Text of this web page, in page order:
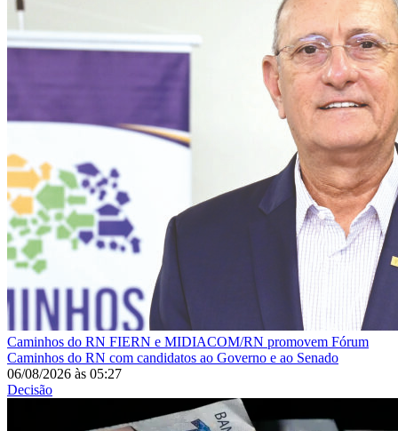
Caminhos do RN FIERN e MIDIACOM/RN promovem Fórum
Caminhos do RN com candidatos ao Governo e ao Senado
06/08/2026 às 05:27
Decisão